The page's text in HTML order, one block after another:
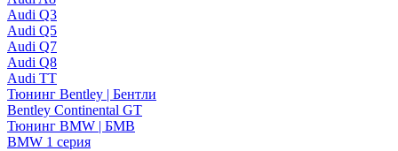
Audi Q3
Audi Q5
Audi Q7
Audi Q8
Audi TT
Тюнинг Bentley | Бентли
Bentley Continental GT
Тюнинг BMW | БМВ
BMW 1 серия